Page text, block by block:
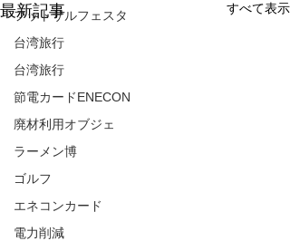
フットサルフェスタ
台湾旅行
台湾旅行
節電カードENECON
廃材利用オブジェ
ラーメン博
ゴルフ
エネコンカード
電力削減
最新記事 すべて表示